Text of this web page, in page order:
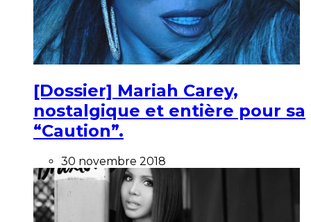
[Dossier] Mariah Carey,
nostalgique et entière pour sa
“Caution”.
30 novembre 2018